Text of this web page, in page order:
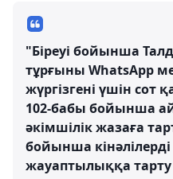
"Біреуі бойынша
тұрғыны WhatsApp
жүргізгені үшін сот
102-бабы бойынша
әкімшілік жазаға
бойынша
жауаптылыққа